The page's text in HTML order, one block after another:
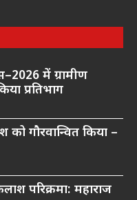
में ग्रामीण
प्रतिभाग
को गौरवान्वित किया –
परिक्रमा: महाराज